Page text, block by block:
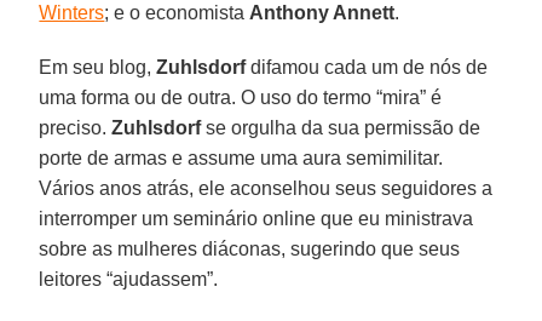
Winters; e o economista Anthony Annett.
Em seu blog,Zuhlsdorfdifamou cada um de nós de
uma forma ou de outra. O uso do termo “mira” é
preciso.Zuhlsdorfse orgulha da sua permissão de
porte de armas e assume uma aura semimilitar.
Vários anos atrás, ele aconselhou seus seguidores a
interromper um seminário online que eu ministrava
sobre as mulheres diáconas, sugerindo que seus
leitores “ajudassem”.